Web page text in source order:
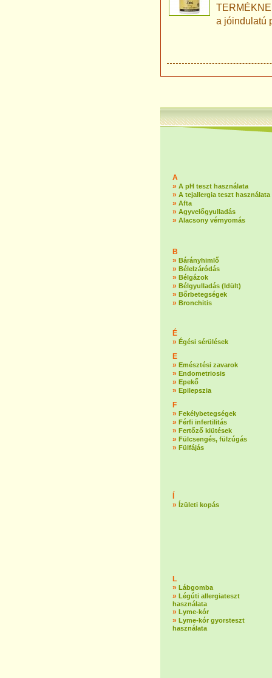
a jóindulatú
A
» A pH teszt használata
» A tejallergia teszt használata
» Afta
» Agyvelőgyulladás
» Alacsony vérnyomás
B
» Bárányhimlő
» Bélelzáródás
» Bélgázok
» Bélgyulladás (Idült)
» Bőrbetegségek
» Bronchitis
É
» Égési sérülések
E
» Emésztési zavarok
» Endometriosis
» Epekő
» Epilepszia
F
» Fekélybetegségek
» Férfi infertilitás
» Fertőző kiütések
» Fülcsengés, fülzúgás
» Fülfájás
» Ízületi kopás
L
» Lábgomba
» Légúti allergiateszt
használata
» Lyme-kór
» Lyme-kór gyorsteszt
használata